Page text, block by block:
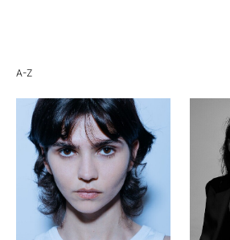
A-Z